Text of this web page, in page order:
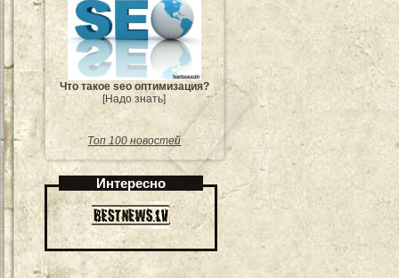
Что такое seo оптимизация?
[Надо знать]
Топ 100 новостей
Интересно